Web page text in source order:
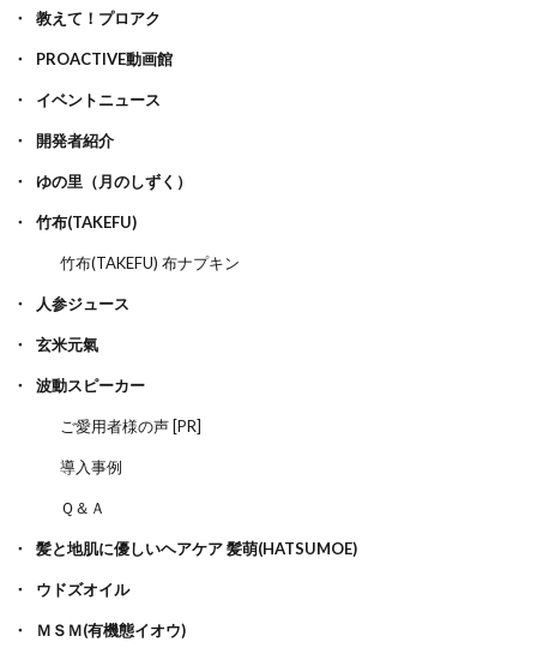
教えて！プロアク
PROACTIVE動画館
イベントニュース
開発者紹介
ゆの里（月のしずく）
竹布(TAKEFU)
竹布(TAKEFU) 布ナプキン
人参ジュース
玄米元氣
波動スピーカー
ご愛用者様の声 [PR]
導入事例
Ｑ＆Ａ
髪と地肌に優しいヘアケア 髪萌(HATSUMOE)
ウドズオイル
ＭＳＭ(有機態イオウ)